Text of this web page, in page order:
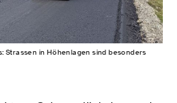
Strassen in Höhenlagen sind besonders